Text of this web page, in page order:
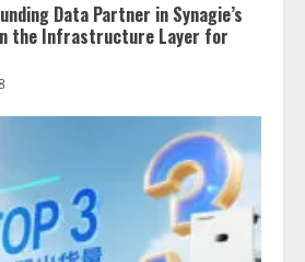
Data Partner in Synagie’s
the Infrastructure Layer for